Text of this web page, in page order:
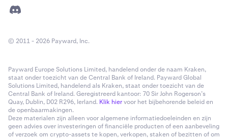
© 2011 - 2026 Payward, Inc.
Payward Europe Solutions Limited, handelend onder de naam Kraken,
staat onder toezicht van de Central Bank of Ireland. Payward Global
Solutions Limited, handelend als Kraken, staat onder toezicht van de
Central Bank of Ireland. Geregistreerd kantoor: 70 Sir John Rogerson’s
Quay, Dublin, D02 R296, Ierland. Klik hiervoor het bijbehorende beleid en
de openbaarmakingen.
Deze materialen zijn alleen voor algemene informatiedoeleinden en zijn
geen advies over investeringen of financiële producten of een aanbeveling
of verzoek om crypto-assets te kopen, verkopen, staken of bezitten of om